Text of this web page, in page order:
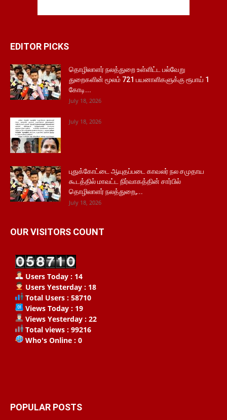
EDITOR PICKS
தொழிலாளர் நலத்துறை உள்ளிட்ட பல்வேறு
துறைகளின் மூலம் 721 பயனாளிகளுக்கு ரூபாய் 1
கோடி...
July 18, 2026
July 18, 2026
புதுக்கோட்டை ஆயுதப்படை காவலர் நல சமுதாய
கூடத்தில் மாவட்ட நிர்வாகத்தின் சார்பில்
தொழிலாளர் நலத்துறை,...
July 18, 2026
OUR VISITORS COUNT
Users Today : 14
Users Yesterday : 18
Total Users : 58710
Views Today : 19
Views Yesterday : 22
Total views : 99216
Who's Online : 0
POPULAR POSTS